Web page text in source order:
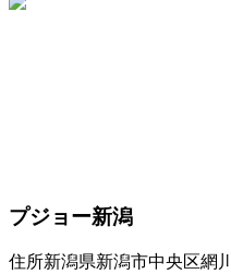
プジョー新潟
住所新潟県新潟市中央区網